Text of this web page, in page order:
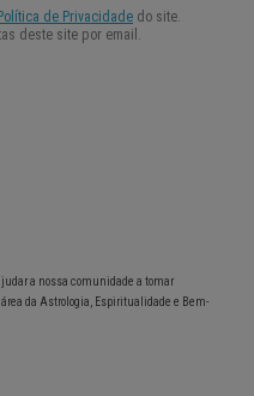
a nossa comunidade a tomar
da Astrologia, Espiritualidade e Bem-